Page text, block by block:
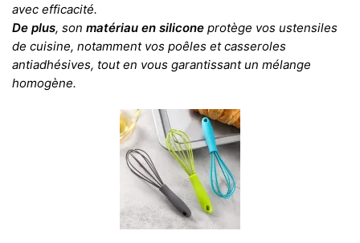
avec efficacité.
De plus, son matériau en silicone protège vos ustensiles
de cuisine, notamment vos poêles et casseroles
antiadhésives, tout en vous garantissant un mélange
homogène.